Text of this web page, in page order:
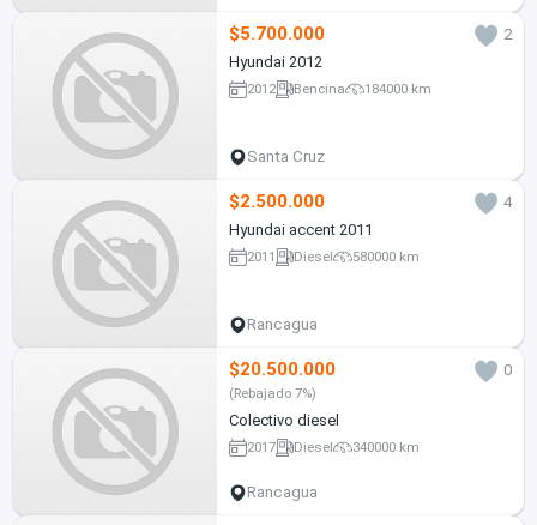
$5.700.000
2
Hyundai 2012
2012 Bencina 184000 km
Santa Cruz
$2.500.000
4
Hyundai accent 2011
2011 Diesel 580000 km
Rancagua
$20.500.000 0
(Rebajado 7%)
Colectivo diesel
2017 Diesel 340000 km
Rancagua